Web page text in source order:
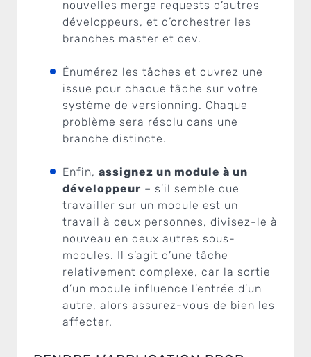
nouvelles merge requests d’autres
développeurs, et d’orchestrer les
branches master et dev.
Énumérez les tâches et ouvrez une
issue pour chaque tâche sur votre
système de versionning. Chaque
problème sera résolu dans une
branche distincte.
Enfin, assignez un module à un
développeur – s’il semble que
travailler sur un module est un
travail à deux personnes, divisez-le à
nouveau en deux autres sous-
modules. Il s’agit d’une tâche
relativement complexe, car la sortie
d’un module influence l’entrée d’un
autre, alors assurez-vous de bien les
affecter.